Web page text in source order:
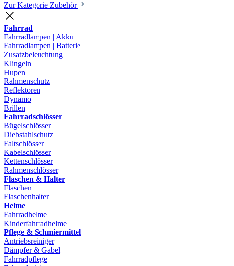
Zur Kategorie Zubehör
Fahrrad
Fahrradlampen | Akku
Fahrradlampen | Batterie
Zusatzbeleuchtung
Klingeln
Hupen
Rahmenschutz
Reflektoren
Dynamo
Brillen
Fahrradschlösser
Bügelschlösser
Diebstahlschutz
Faltschlösser
Kabelschlösser
Kettenschlösser
Rahmenschlösser
Flaschen & Halter
Flaschen
Flaschenhalter
Helme
Fahrradhelme
Kinderfahrradhelme
Pflege & Schmiermittel
Antriebsreiniger
Dämpfer & Gabel
Fahrradpflege